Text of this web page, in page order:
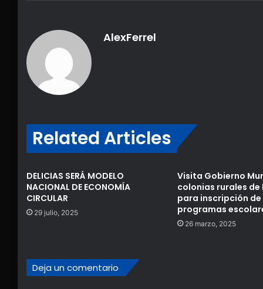
AlexFerrel
Related Articles
DELICIAS SERÁ MODELO
NACIONAL DE ECONOMÍA
CIRCULAR
29 julio, 2025
Visita Gobierno
colonias rurales de
para inscripción de
programas
26 marzo, 2025
Deja un comentario